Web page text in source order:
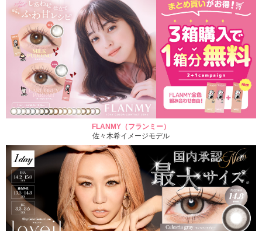
FLANMY（フランミー）
佐々木希イメージモデル